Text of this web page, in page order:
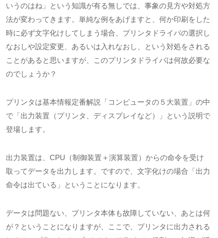
いうのはね」という知識が有る無しでは、事象の見方や対処方
法が変わってきます。単純な例をあげますと、何か印刷をした
時に必ず文字化けしてしまう場合、プリンタドライバの選択し
なおしや設定変更、あるいは入れなおし、という対処をされる
ことがあると思いますが、このプリンタドライバは何故必要な
のでしょうか？
プリンタは基本情報定番解説「コンピュータの５大装置」の中
で「出力装置（プリンタ、ディスプレイなど）」という説明で
登場します。
出力装置は、 CPU （制御装置＋演算装置）からの命令を受け
取ってデータを出力します。ですので、文字化けの場合「出力
命令は出ている」ということになります。
データは問題ない、プリンタ本体も故障していない、あとは何
が？ということになりますが、ここで、プリンタに出力される